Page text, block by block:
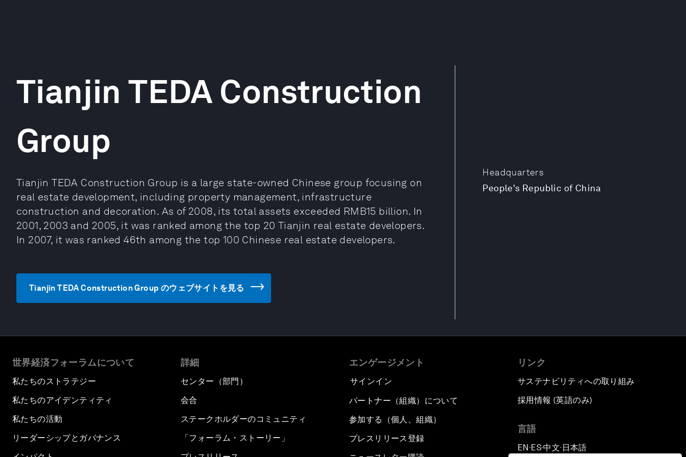
Headquarters
People's Republic of China
Tianjin TEDA Construction
Group
Tianjin TEDA Construction Group is a large state-owned Chinese group focusing on
real estate development, including property management, infrastructure
construction and decoration. As of 2008, its total assets exceeded RMB15 billion. In
2001, 2003 and 2005, it was ranked among the top 20 Tianjin real estate developers.
In 2007, it was ranked 46th among the top 100 Chinese real estate developers.
Tianjin TEDA Construction Group のウェブサイトを見る
世界経済フォーラムについて
私たちのストラテジー
私たちのアイデンティティ
私たちの活動
リーダーシップとガバナンス
詳細
センター（部門）
会合
ステークホルダーのコミュニティ
「フォーラム・ストーリー」
エンゲージメント
サインイン
パートナー（組織）について
参加する（個人、組織）
プレスリリース登録
リンク
サステナビリティへの取り組み
採用情報 (英語のみ)
言語
EN ▪ES▪中文▪ 日本語